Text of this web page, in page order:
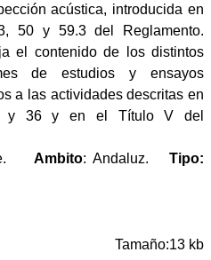
acústica, introducida en
50 y 59.3 del Reglamento.
el contenido de los distintos
de estudios y ensayos
a las actividades descritas en
y 36 y en el Título V del
Ambito: Andaluz.Tipo:
Tamaño:13 kb